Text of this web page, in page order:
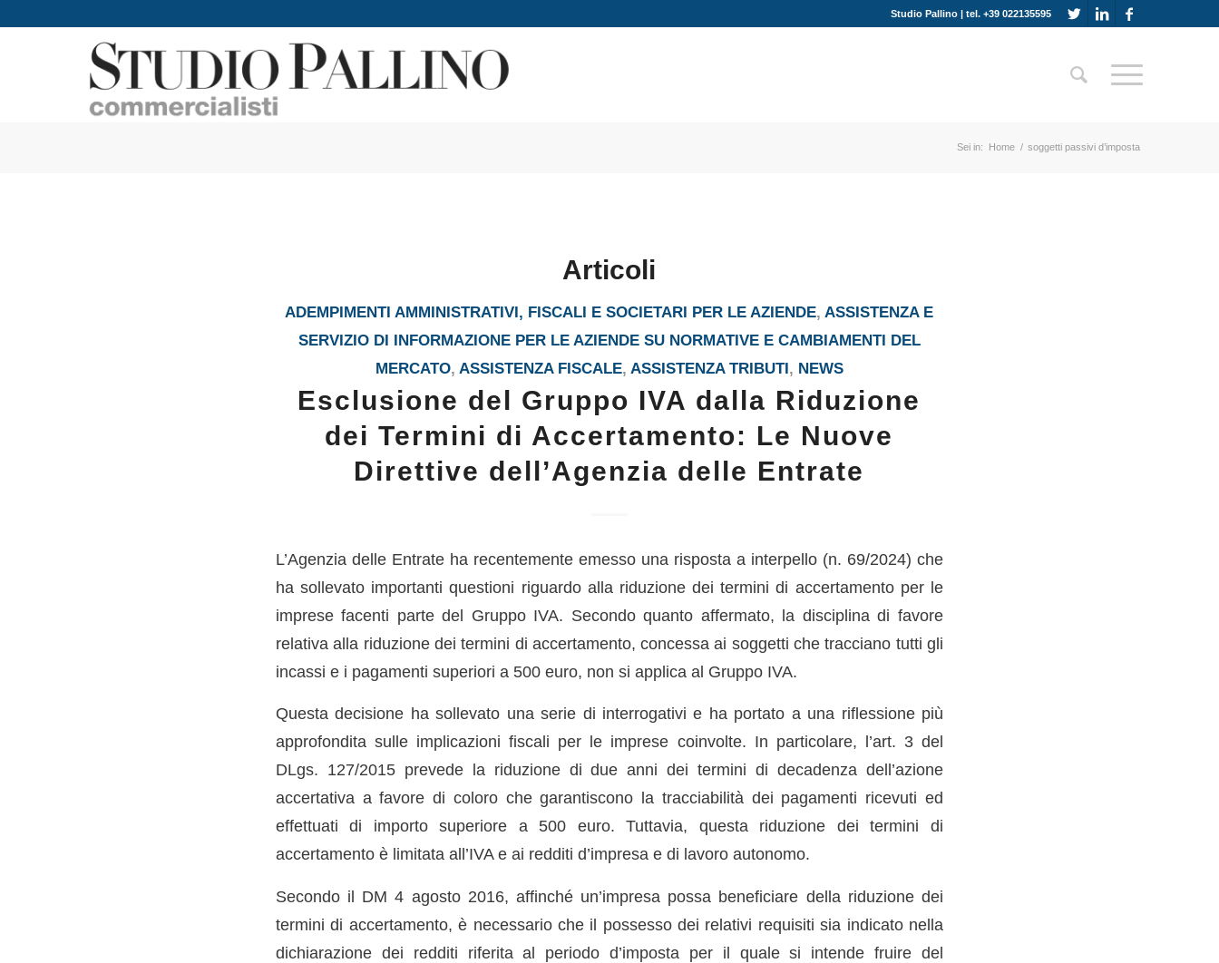
Studio Pallino | tel. +39 022135595
Sei in: Home / soggetti passivi d’imposta
Articoli
ADEMPIMENTI AMMINISTRATIVI, FISCALI E SOCIETARI PER LE AZIENDE,ASSISTENZA E
SERVIZIO DI INFORMAZIONE PER LE AZIENDE SU NORMATIVE E CAMBIAMENTI DEL
MERCATO, ASSISTENZA FISCALE, ASSISTENZA TRIBUTI, NEWS
Esclusione del Gruppo IVA dalla Riduzione
dei Termini di Accertamento: Le Nuove
Direttive dell’Agenzia delle Entrate
L’Agenzia delle Entrate ha recentemente emesso una risposta a interpello (n. 69/2024) che
ha sollevato importanti questioni riguardo alla riduzione dei termini di accertamento per le
imprese facenti parte del Gruppo IVA. Secondo quanto affermato, la disciplina di favore
relativa alla riduzione dei termini di accertamento, concessa ai soggetti che tracciano tutti gli
incassi e i pagamenti superiori a 500 euro, non si applica al Gruppo IVA.
Questa decisione ha sollevato una serie di interrogativi e ha portato a una riflessione più
approfondita sulle implicazioni fiscali per le imprese coinvolte. In particolare, l’art. 3 del
DLgs. 127/2015 prevede la riduzione di due anni dei termini di decadenza dell’azione
accertativa a favore di coloro che garantiscono la tracciabilità dei pagamenti ricevuti ed
effettuati di importo superiore a 500 euro. Tuttavia, questa riduzione dei termini di
accertamento è limitata all’IVA e ai redditi d’impresa e di lavoro autonomo.
Secondo il DM 4 agosto 2016, affinché un’impresa possa beneficiare della riduzione dei
termini di accertamento, è necessario che il possesso dei relativi requisiti sia indicato nella
dichiarazione dei redditi riferita al periodo d’imposta per il quale si intende fruire del